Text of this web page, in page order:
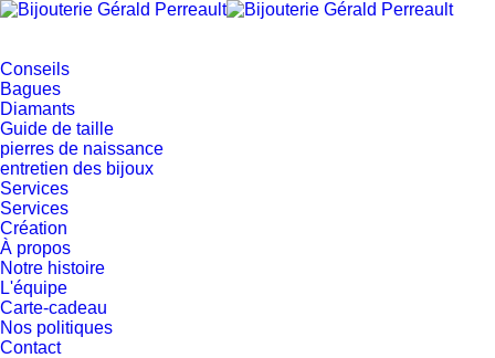
Conseils
Bagues
Diamants
Guide de taille
pierres de naissance
entretien des bijoux
Services
Services
Création
À propos
Notre histoire
L'équipe
Carte-cadeau
Nos politiques
Contact